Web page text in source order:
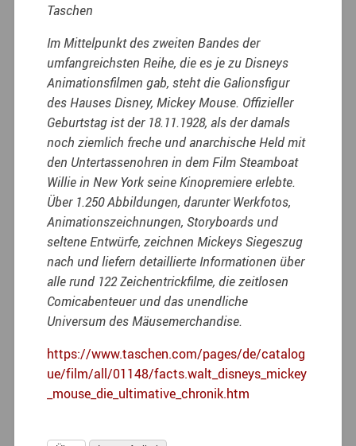
Taschen
Im Mittelpunkt des zweiten Bandes der
umfangreichsten Reihe, die es je zu Disneys
Animationsfilmen gab, steht die Galionsfigur
des Hauses Disney, Mickey Mouse. Offizieller
Geburtstag ist der 18.11.1928, als der damals
noch ziemlich freche und anarchische Held mit
den Untertassenohren in dem Film Steamboat
Willie in New York seine Kinopremiere erlebte.
Über 1.250 Abbildungen, darunter Werkfotos,
Animationszeichnungen, Storyboards und
seltene Entwürfe, zeichnen Mickeys Siegeszug
nach und liefern detaillierte Informationen über
alle rund 122 Zeichentrickfilme, die zeitlosen
Comicabenteuer und das unendliche
Universum des Mäusemerchandise.
https://www.taschen.com/pages/de/catalog
ue/film/all/01148/facts.walt_disneys_mickey
_mouse_die_ultimative_chronik.htm